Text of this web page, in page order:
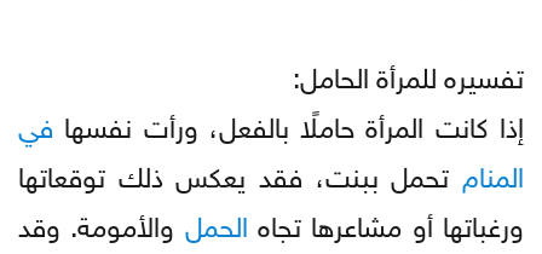
تفسيره للمرأة الحامل:
إذا كانت المرأة حاملًا بالفعل، ورأت نفسها في
المنام تحمل ببنت، فقد يعكس ذلك توقعاتها
ورغباتها أو مشاعرها تجاه الحمل والأمومة. وقد